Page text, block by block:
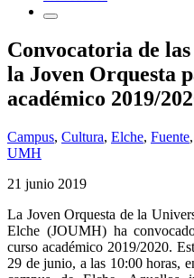
Convocatoria de las
la Joven Orquesta
académico 2019/
Campus, Cultura, Elche, Fuente,
UMH
21 junio 2019
La Joven Orquesta de la
Elche (JOUMH) ha
curso académico 2019/2020.
29 de junio, a las 10:00 horas,